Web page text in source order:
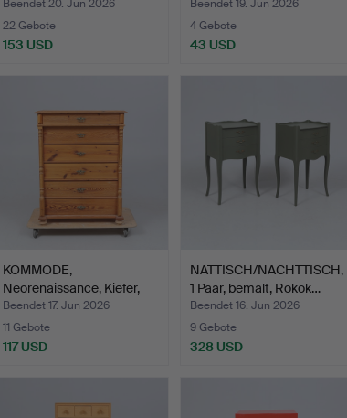
Beendet 20. Jun 2026
22 Gebote
153 USD
Jahrhun…
Beendet 19. Jun 2026
4 Gebote
43 USD
KOMMODE,
Neorenaissance, Kiefer,
Ende des …
Beendet 17. Jun 2026
11 Gebote
117 USD
NATTISCH/NACHTTISCH,
1 Paar, bemalt, Rokok…
Beendet 16. Jun 2026
9 Gebote
328 USD